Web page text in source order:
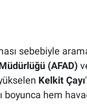
sebebiyle
(AFAD)
Kelkit Çayı
hem